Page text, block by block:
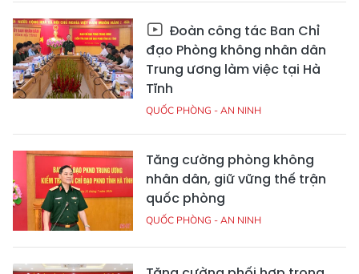
Đoàn công tác Ban Chỉ
đạo Phòng không nhân dân
Trung ương làm việc tại Hà
Tĩnh
QUỐC PHÒNG - AN NINH
Tăng cường phòng không
nhân dân, giữ vững thế trận
quốc phòng
QUỐC PHÒNG - AN NINH